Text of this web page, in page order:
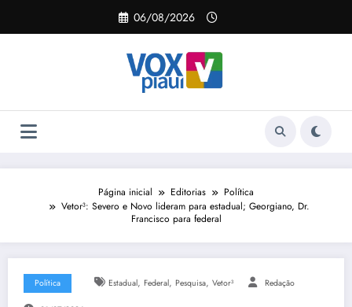
o
06/08/2026
Página inicial Editorias
Política
Vetor³: Severo e Novo lideram para estadual; Georgiano, Dr.
Francisco para federal
Política Estadual, Federal, Pesquisa, Vetor³ Redação